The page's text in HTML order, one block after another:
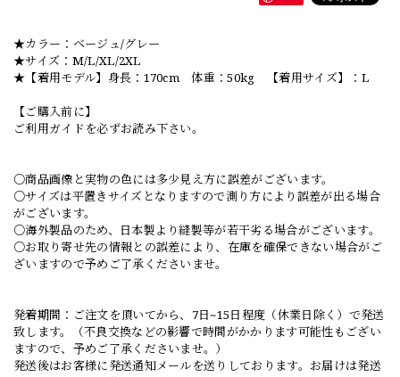
★カラー：ベージュ/グレー
★サイズ：M/L/XL/2XL
★【着用モデル】身長：170cm 体重：50kg 【着用サイズ】：L
【ご購入前に】
ご利用ガイドを必ずお読み下さい。
○商品画像と実物の色には多少見え方に誤差がございます。
○サイズは平置きサイズとなりますので測り方により誤差が出る場合
がございます。
○海外製品のため、日本製より縫製等が若干劣る場合がございます。
○お取り寄せ先の情報との誤差により、在庫を確保できない場合がご
ざいますので予めご了承くださいませ。
発着期間：ご注文を頂いてから、7日~15日程度（休業日除く）で発送
致します。（不良交換などの影響で時間がかかります可能性もござい
ますので、予めご了承くださいませ。）
発送後はお客様に発送通知メールを送りしております。お届けは発送